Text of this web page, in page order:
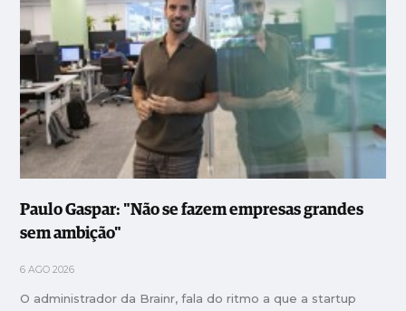
Paulo Gaspar: "Não se fazem empresas grandes
sem ambição"
6 AGO 2026
O administrador da Brainr, fala do ritmo a que a startup